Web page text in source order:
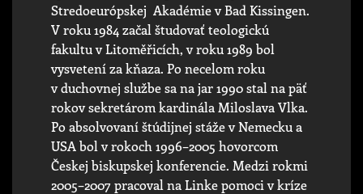
Stredoeurópskej Akadémie v Bad Kissingen.
V roku 1984 začal študovať teologickú
fakultu v Litoměřicích, v roku 1989 bol
vysvetení za kňaza. Po necelom roku
v duchovnej službe sa na jar 1990 stal na päť
rokov sekretárom kardinála Miloslava Vlka.
Po absolvovaní štúdijnej stáže v Nemecku a
USA bol v rokoch 1996–2005 hovorcom
Českej biskupskej konferencie. Medzi rokmi
2005–2007 pracoval na Linke pomoci v kríze